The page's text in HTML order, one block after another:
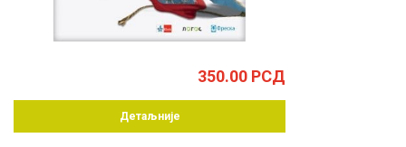
350.00 РСД
Детаљније